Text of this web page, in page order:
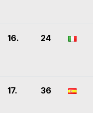
16. 24
17. 36